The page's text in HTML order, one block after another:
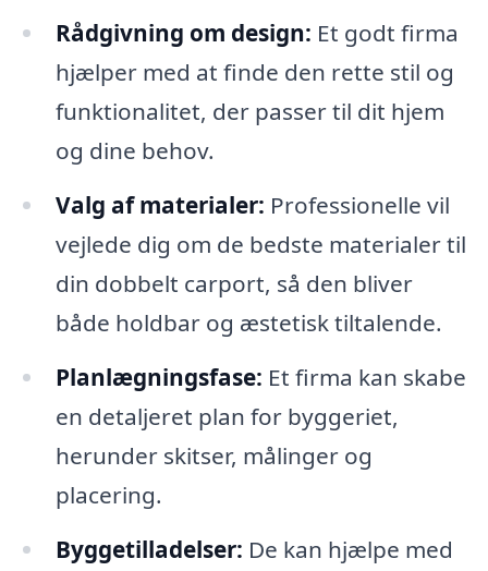
Rådgivning om design: Et godt firma
hjælper med at finde den rette stil og
funktionalitet, der passer til dit hjem
og dine behov.
Valg af materialer: Professionelle vil
vejlede dig om de bedste materialer til
din dobbelt carport, så den bliver
både holdbar og æstetisk tiltalende.
Planlægningsfase: Et firma kan skabe
en detaljeret plan for byggeriet,
herunder skitser, målinger og
placering.
Byggetilladelser: De kan hjælpe med